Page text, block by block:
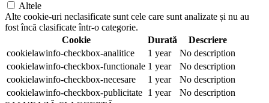
Altele
Alte cookie-uri neclasificate sunt cele care sunt analizate și nu au
fost încă clasificate într-o categorie.
Cookie
Durată
Descriere
cookielawinfo-checkbox-analitice
1 year
No description
cookielawinfo-checkbox-functionale 1 year
No description
cookielawinfo-checkbox-necesare
1 year
No description
cookielawinfo-checkbox-publicitate 1 year
No description